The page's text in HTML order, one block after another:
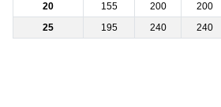
20
155 200 200
25
195 240 240